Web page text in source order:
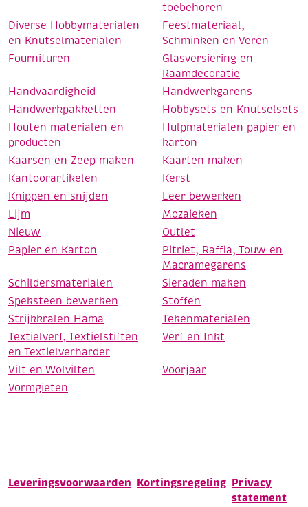
toebehoren
Diverse Hobbymaterialen
en Knutselmaterialen
Feestmateriaal,
Schminken en Veren
Fournituren
Glasversiering en
Raamdecoratie
Handvaardigheid
Handwerkgarens
Handwerkpakketten
Hobbysets en Knutselsets
Houten materialen en
producten
Hulpmaterialen papier en
karton
Kaarsen en Zeep maken
Kaarten maken
Kantoorartikelen
Kerst
Knippen en snijden
Leer bewerken
Lijm
Mozaieken
Nieuw
Outlet
Papier en Karton
Pitriet, Raffia, Touw en
Macramegarens
Schildersmaterialen
Sieraden maken
Speksteen bewerken
Stoffen
Strijkkralen Hama
Tekenmaterialen
Textielverf, Textielstiften
en Textielverharder
Verf en Inkt
Vilt en Wolvilten
Voorjaar
Vormgieten
Leveringsvoorwaarden Kortingsregeling Privacy
statement